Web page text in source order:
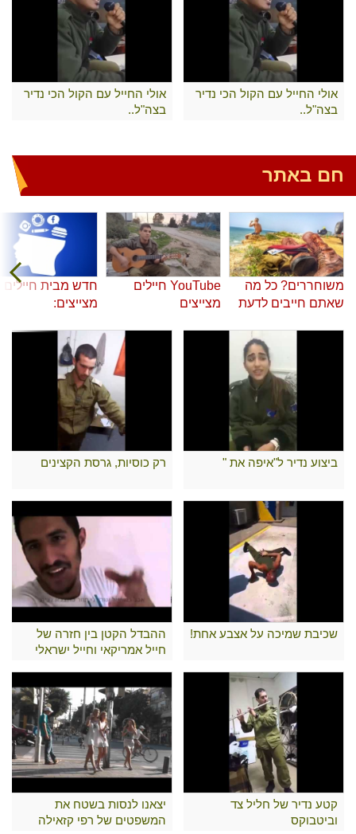
אולי החייל עם הקול הכי נדיר
בצה"ל..
אולי החייל עם הקול הכי נדיר
בצה"ל..
חם באתר
משוחררים? כל מה
שאתם חייבים לדעת
YouTube חיילים
מצייצים
חדש מבית חיילים
מצייצים:
ביצוע נדיר ל"איפה את " רק כוסיות, גרסת הקצינים
שכיבת שמיכה על אצבע אחת!
ההבדל הקטן בין חזרה של
חייל אמריקאי וחייל ישראלי
קטע נדיר של חליל צד
וביטבוקס
יצאנו לנסות בשטח את
המשפטים של רפי קזאילה